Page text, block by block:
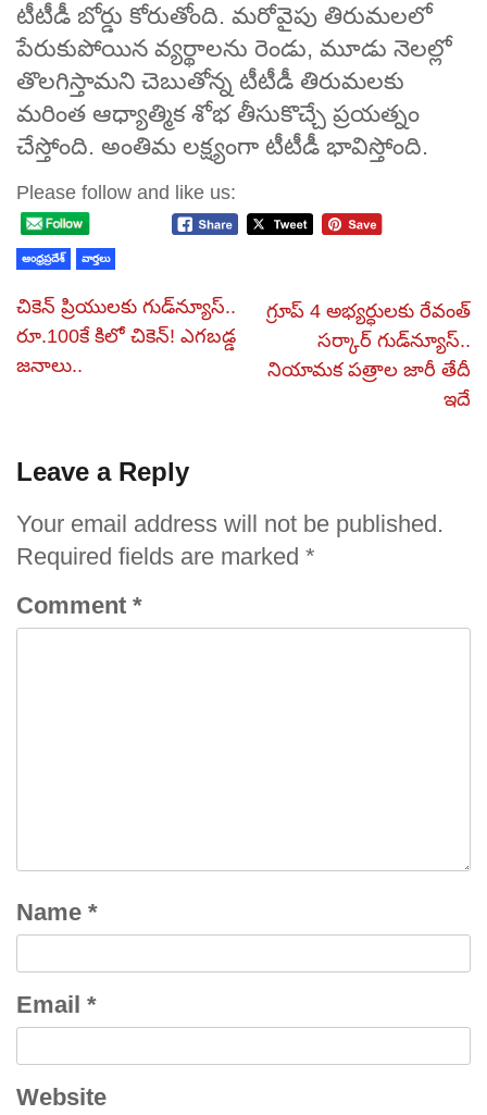
టీటీడీ బోర్డు కోరుతోంది. మరోవైపు తిరుమలలో
పేరుకుపోయిన వ్యర్థాలను రెండు, మూడు నెలల్లో
తొలగిస్తామని చెబుతోన్న టీటీడీ తిరుమలకు
మరింత ఆధ్యాత్మిక శోభ తీసుకొచ్చే ప్రయత్నం
చేస్తోంది. అంతిమ లక్ష్యంగా టీటీడీ భావిస్తోంది.
Please follow and like us:
ఆంధ్రప్రదేశ్ వార్తలు
చికెన్‌ ప్రియులకు గుడ్‌న్యూస్‌..
రూ.100కే కిలో చికెన్! ఎగబడ్డ
జనాలు..
గ్రూప్‌ 4 అభ్యర్ధులకు రేవంత్‌
సర్కార్‌ గుడ్‌న్యూస్‌..
నియామక పత్రాల జారీ తేదీ
ఇదే
Leave a Reply
Your email address will not be published.
Required fields are marked *
Comment *
Name *
Email *
Website